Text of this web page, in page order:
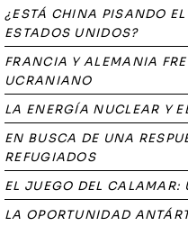
¿ESTÁ CHINA PISANDO
ESTADOS UNIDOS?
FRANCIA Y ALEMANIA
UCRANIANO
LA ENERGÍA NUCLEAR Y
EN BUSCA DE UNA
REFUGIADOS
EL JUEGO DEL
LA OPORTUNIDAD